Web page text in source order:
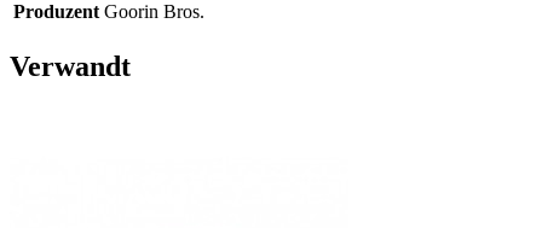
Produzent Goorin Bros.
Verwandt